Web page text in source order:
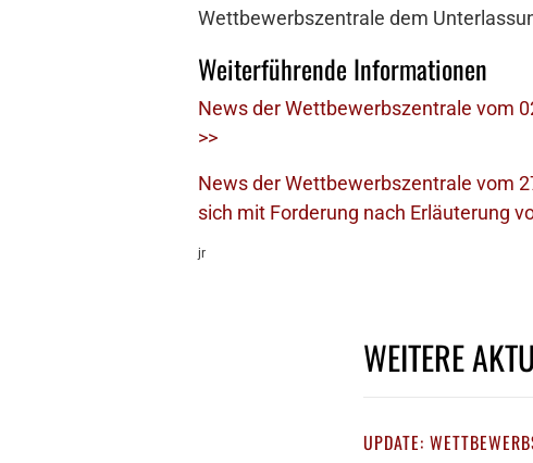
Wettbewerbszentrale dem
Weiterführende Informationen
News der Wettbewerbszentrale vom
>>
News der Wettbewerbszentrale vom
sich mit Forderung nach Erläuterung
jr
WEITERE
UPDATE: